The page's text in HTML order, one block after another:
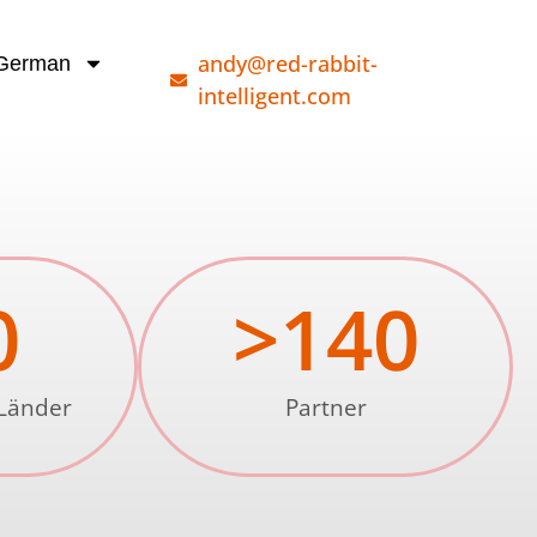
andy@red-rabbit-
intelligent.com
Partner
>140